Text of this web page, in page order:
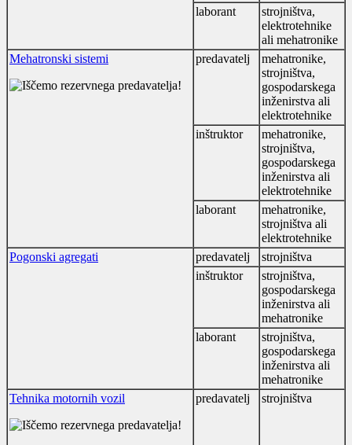
laborant
strojništva,
elektrotehnike
ali mehatronike
Mehatronski sistemi
predavatelj
mehatronike,
strojništva,
gospodarskega
inženirstva ali
elektrotehnike
inštruktor
mehatronike,
strojništva,
gospodarskega
inženirstva ali
elektrotehnike
laborant
mehatronike,
strojništva ali
elektrotehnike
Pogonski agregati
predavatelj
strojništva
inštruktor
strojništva,
gospodarskega
inženirstva ali
mehatronike
laborant
strojništva,
gospodarskega
inženirstva ali
mehatronike
Tehnika motornih vozil
predavatelj strojništva